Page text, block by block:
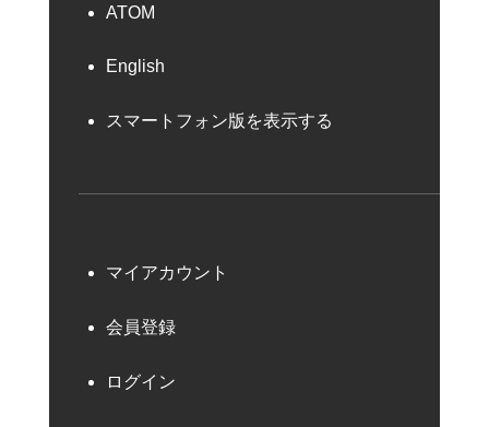
ATOM
English
スマートフォン版を表示する
マイアカウント
会員登録
ログイン